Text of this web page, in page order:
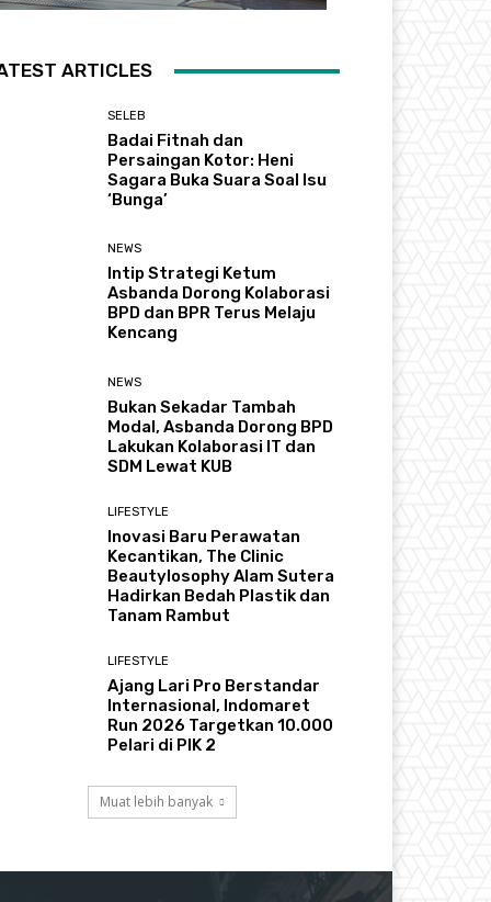
ARTICLES
SELEB
Badai Fitnah dan
Persaingan Kotor: Heni
Sagara Buka Suara Soal Isu
‘Bunga’
NEWS
Intip Strategi Ketum
Asbanda Dorong Kolaborasi
BPD dan BPR Terus Melaju
Kencang
NEWS
Bukan Sekadar Tambah
Modal, Asbanda Dorong BPD
Lakukan Kolaborasi IT dan
SDM Lewat KUB
LIFESTYLE
Inovasi Baru Perawatan
Kecantikan, The Clinic
Beautylosophy Alam Sutera
Hadirkan Bedah Plastik dan
Tanam Rambut
LIFESTYLE
Ajang Lari Pro Berstandar
Internasional, Indomaret
Run 2026 Targetkan 10.000
Pelari di PIK 2
Muat lebih banyak